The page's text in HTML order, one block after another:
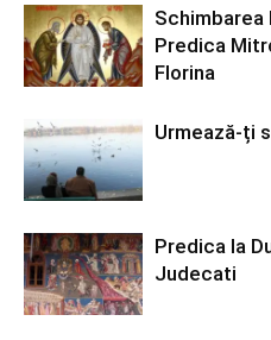
Schimbarea
Predica
Florina
Urmează-ți
Predica la
Judecati